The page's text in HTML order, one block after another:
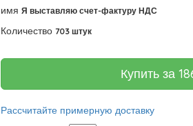
имя Я выставляю счет-фактуру НДС
Количество 703 штук
Купить за
Рассчитайте примерную доставку